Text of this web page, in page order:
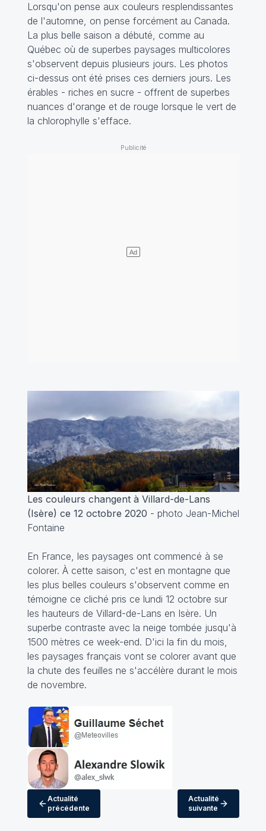
Lorsqu'on pense aux couleurs resplendissantes
de l'automne, on pense forcément au Canada.
La plus belle saison a débuté, comme au
Québec où de superbes paysages multicolores
s'observent depuis plusieurs jours. Les photos
ci-dessus ont été prises ces derniers jours. Les
érables - riches en sucre - offrent de superbes
nuances d'orange et de rouge lorsque le vert de
la chlorophylle s'efface.
Les couleurs changent à Villard-de-Lans
(Isère) ce 12 octobre 2020 - photo Jean-Michel
Fontaine
En France, les paysages ont commencé à se
colorer. À cette saison, c'est en montagne que
les plus belles couleurs s'observent comme en
témoigne ce cliché pris ce lundi 12 octobre sur
les hauteurs de Villard-de-Lans en Isère. Un
superbe contraste avec la neige tombée jusqu'à
1500 mètres ce week-end. D'ici la fin du mois,
les paysages français vont se colorer avant que
la chute des feuilles ne s'accélère durant le mois
de novembre.
Actualité
précédente
Actualité
suivante